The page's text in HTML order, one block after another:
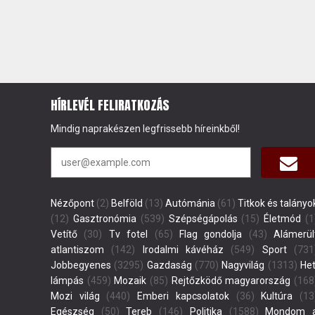
HÍRLEVÉL FELIRATKOZÁS
Mindig naprakészen legfrissebb híreinkből!
Nézőpont (2) Belföld (13) Autómánia (61) Titkok és
(12) Gasztronómia (539) Szépségápolás (15) Életmód
Vetítő (30) Tv fotel (65) Flag gondolja (43)
atlantiszom (142) Irodalmi kávéház (549) Sport
Jobbegyenes (3295) Gazdaság (770) Nagyvilág (1313)
lámpás (459) Mozaik (85) Rejtőzködő magyarország
Mozi világ (440) Emberi kapcsolatok(36) Kultúra
Egészség (50) Tereb (146) Politika (1588) Mondom